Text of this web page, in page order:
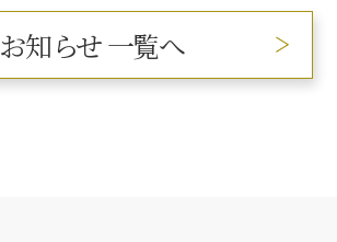
お知らせ 一覧へ